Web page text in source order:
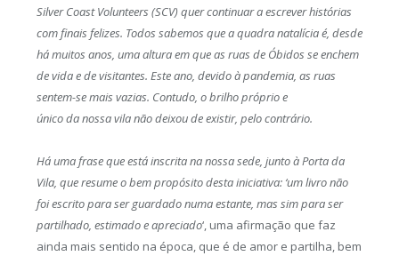
Silver Coast Volunteers (SCV) quer continuar a escrever histórias
com finais felizes. Todos sabemos que a quadra natalícia é, desde
há muitos anos, uma altura em que as ruas de Óbidos se enchem
de vida e de visitantes. Este ano, devido à pandemia, as ruas
sentem-se mais vazias. Contudo, o brilho próprio e
único da nossa vila não deixou de existir, pelo contrário.
Há uma frase que está inscrita na nossa sede, junto à Porta da
Vila, que resume o bem propósito desta iniciativa: ‘um livro não
foi escrito para ser guardado numa estante, mas sim para ser
partilhado, estimado e apreciado‘, uma afirmação que faz
ainda mais sentido na época, que é de amor e partilha, bem